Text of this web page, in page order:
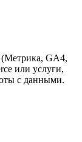
(Метрика, GA4,
или услуги,
с данными.